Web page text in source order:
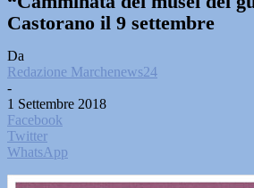
Castorano il 9 settembre
Da
Redazione Marchenews24
-
1 Settembre 2018
Facebook
Twitter
WhatsApp